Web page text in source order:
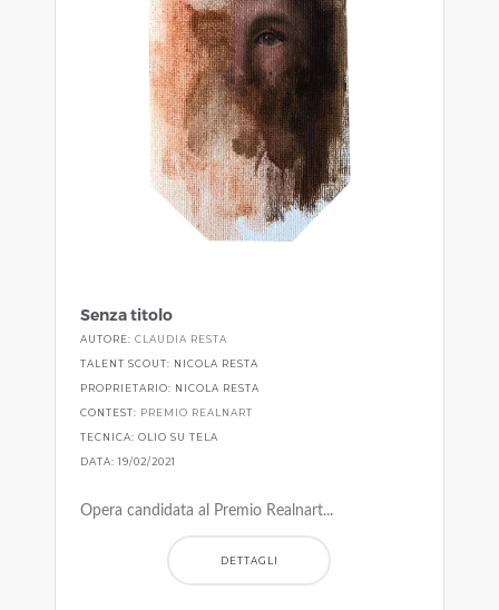
Senza titolo
AUTORE:CLAUDIA RESTA
TALENT SCOUT: NICOLA RESTA
PROPRIETARIO: NICOLA RESTA
CONTEST: PREMIO REALNART
TECNICA: OLIO SU TELA
DATA: 19/02/2021
Opera candidata al Premio Realnart...
DETTAGLI